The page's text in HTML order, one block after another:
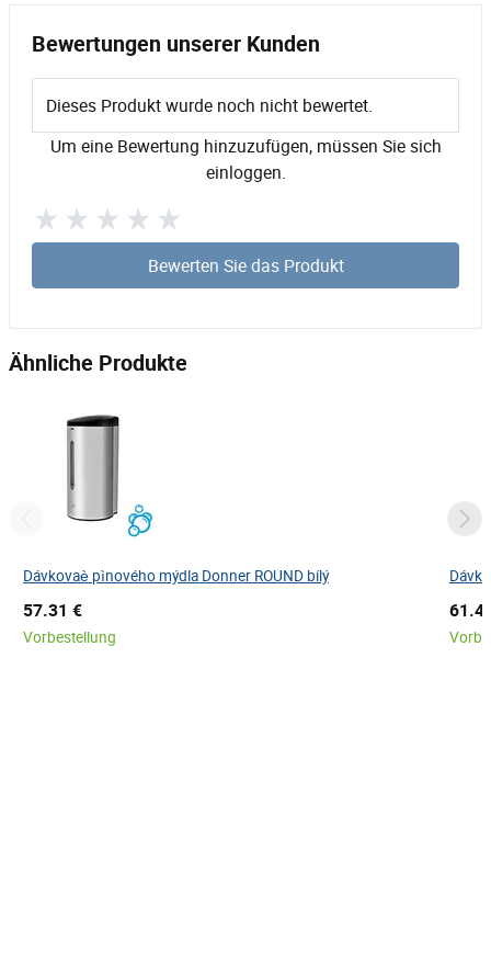
Bewertungen unserer Kunden
Dieses Produkt wurde noch nicht bewertet.
Um eine Bewertung hinzuzufügen, müssen Sie sich
einloggen.
Bewerten Sie das Produkt
Ähnliche Produkte
Dávkovaè pìnového mýdla Donner ROUND bílý
57.31 €
Vorbestellung